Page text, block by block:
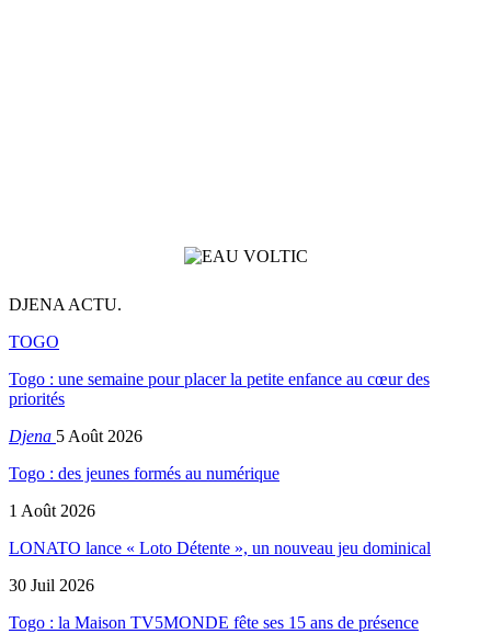
DJENA ACTU.
TOGO
Togo : une semaine pour placer la petite enfance au cœur des
priorités
Djena 5 Août 2026
Togo : des jeunes formés au numérique
1 Août 2026
LONATO lance « Loto Détente », un nouveau jeu dominical
30 Juil 2026
Togo : la Maison TV5MONDE fête ses 15 ans de présence